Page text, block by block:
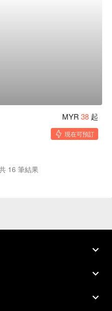
MYR 38 起
現在可預訂
16 筆結果